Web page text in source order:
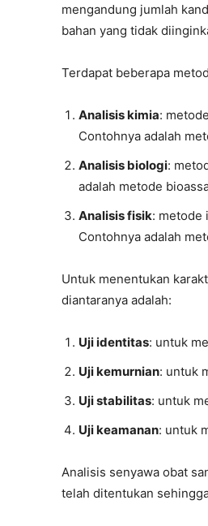
mengandung jumlah
bahan yang tidak
Terdapat beberapa
Analisis kimia:
Contohnya adalah
Analisis biologi:
adalah metode
Analisis fisik: metode
Contohnya adalah
Untuk menentukan
diantaranya adalah:
Uji identitas: untuk
Uji kemurnian: untuk
Uji stabilitas: untuk
Uji keamanan: untuk
Analisis senyawa obat
telah ditentukan